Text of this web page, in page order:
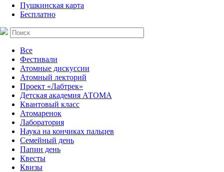
Пушкинская карта
Бесплатно
Все
Фестивали
Атомные дискуссии
Атомный лекторий
Проект «Лабтрек»
Детская академия АТОМА
Квантовый класс
Атомаренок
Лаборатория
Наука на кончиках пальцев
Семейный день
Папин день
Квесты
Квизы